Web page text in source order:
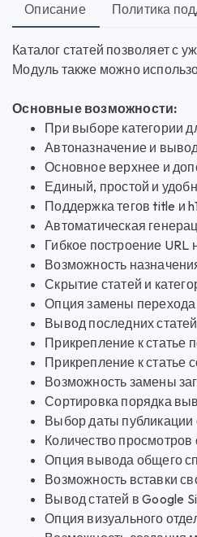
Описание Политика
Каталог статей позволяет с
Модуль также можно
Основные возможности:
При выборе категории
Автоназначение и
Основное верхнее и
Единый, простой и
Поддержка тегов title и
Автоматическая
Гибкое построение
Возможность
Скрытие статей и
Опция замены
Вывод последних
Прикрепление к статье
Прикрепление к статье
Возможность замены
Сортировка порядка
Выбор даты публикации
Количество просмотров
Опция вывода общего
Возможность вставки
Вывод статей в Google
Опция визуального